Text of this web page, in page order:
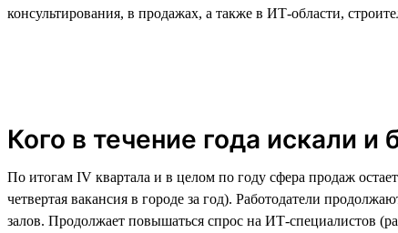
консультирования, в продажах, а также в ИТ-области,
Кого в течение года искали и
По итогам IV квартала и в целом по году сфера продаж
четвертая вакансия в городе за год). Работодатели
залов. Продолжает повышаться спрос на ИТ-специалистов